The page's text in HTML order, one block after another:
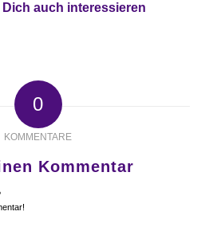
Dich auch interessieren
0
KOMMENTARE
Kommentar